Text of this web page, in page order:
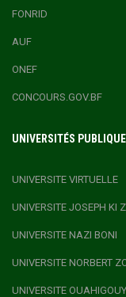
FONRID
AUF
ONEF
CONCOURS.GOV.BF
UNIVERSITÉS
UNIVERSITE VIRTUELLE
UNIVERSITE JOSEPH KI
UNIVERSITE NAZI BONI
UNIVERSITE NORBERT
UNIVERSITE